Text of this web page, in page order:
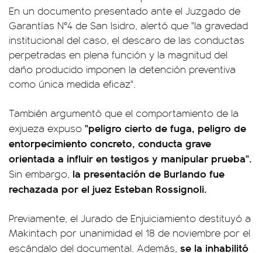
En un documento presentado ante el Juzgado de
Garantías N°4 de San Isidro, alertó que "la gravedad
institucional del caso, el descaro de las conductas
perpetradas en plena función y la magnitud del
daño producido imponen la detención preventiva
como única medida eficaz".
También argumentó que el comportamiento de la
exjueza expuso "peligro cierto de fuga, peligro de
entorpecimiento concreto, conducta grave
orientada a influir en testigos y manipular prueba".
Sin embargo, la presentación de Burlando fue
rechazada por el juez Esteban Rossignoli.
Previamente, el Jurado de Enjuiciamiento destituyó a
Makintach por unanimidad el 18 de noviembre por el
escándalo del documental. Además, se la inhabilitó